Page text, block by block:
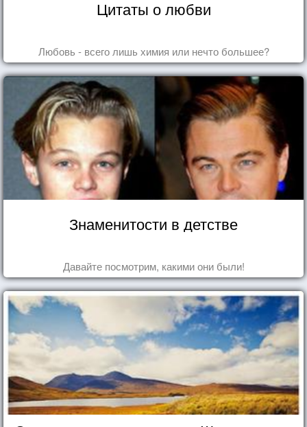
Цитаты о любви
Любовь - всего лишь химия или нечто большее?
Знаменитости в детстве
Давайте посмотрим, какими они были!